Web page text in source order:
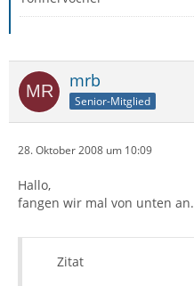
mrb
Senior-Mitglied
28. Oktober 2008 um 10:09
Hallo,
fangen wir mal von unten an.
Zitat